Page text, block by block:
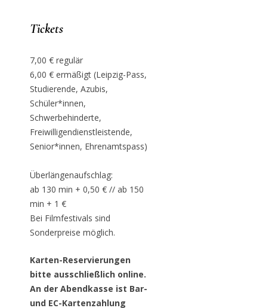
Tickets
7,00 € regulär
6,00 € ermäßigt (Leipzig-Pass,
Studierende, Azubis,
Schüler*innen,
Schwerbehinderte,
Freiwilligendienstleistende,
Senior*innen, Ehrenamtspass)
Überlängenaufschlag:
ab 130 min + 0,50 € // ab 150
min + 1 €
Bei Filmfestivals sind
Sonderpreise möglich.
Karten-Reservierungen
bitte ausschließlich online.
An der Abendkasse ist Bar-
und EC-Kartenzahlung